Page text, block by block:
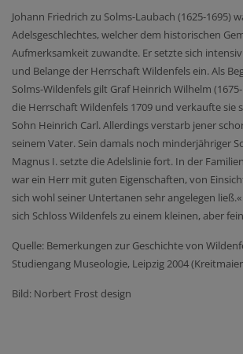
Johann Friedrich zu Solms-Laubach (1625-1695)
Adelsgeschlechtes, welcher dem historischen
Aufmerksamkeit zuwandte. Er setzte sich
und Belange der Herrschaft Wildenfels ein. Als
Solms-Wildenfels gilt Graf Heinrich Wilhelm
die Herrschaft Wildenfels 1709 und verkaufte sie
Sohn Heinrich Carl. Allerdings verstarb jener
seinem Vater. Sein damals noch minderjähriger
Magnus I. setzte die Adelslinie fort. In der
war ein Herr mit guten Eigenschaften, von
sich wohl seiner Untertanen sehr angelegen
sich Schloss Wildenfels zu einem kleinen, aber
Quelle: Bemerkungen zur Geschichte von
Studiengang Museologie, Leipzig 2004
Bild: Norbert Frost design